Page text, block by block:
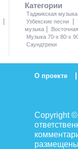
|
Категории
Таджикская музыка
Узбекские песни
|
музыка |
Музыка 70-х 80-х
Саундтреки
О проекте |
Copyright
размещены